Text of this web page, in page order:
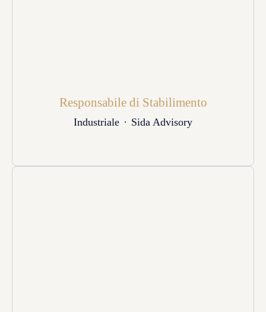
Responsabile di Stabilimento
Industriale · Sida Advisory